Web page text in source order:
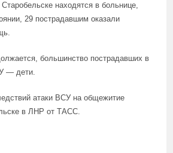
находятся в больнице,
29 пострадавшим оказали
большинство пострадавших в
— дети.
атаки ВСУ на общежитие
в ЛНР от ТАСС.